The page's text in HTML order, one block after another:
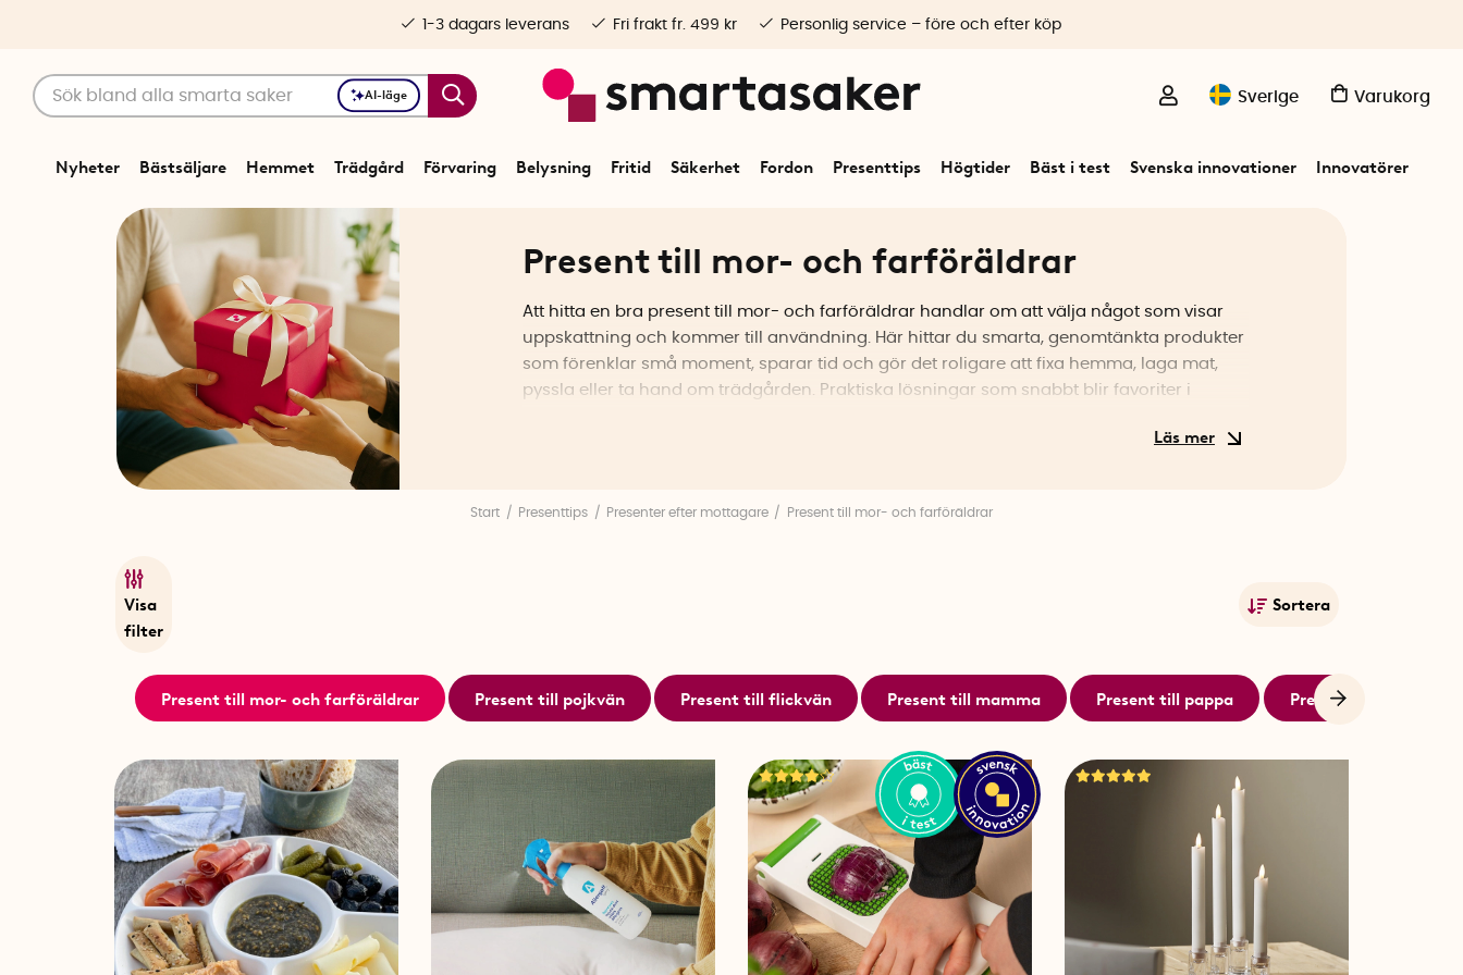
AI-läge Sverige Varukorg
Nyheter Bästsäljare Hemmet Trädgård Förvaring Belysning Fritid Säkerhet Fordon Presenttips Högtider Bäst i test Svenska innovationer Innovatörer
1-3 dagars leverans Fri frakt fr. 499 kr Personlig service – före och efter köp
Present till mor- och farföräldrar
Att hitta en bra present till mor- och farföräldrar handlar om att välja något som visar
uppskattning och kommer till användning. Här hittar du smarta, genomtänkta produkter
som förenklar små moment, sparar tid och gör det roligare att fixa hemma, laga mat,
pyssla eller ta hand om trädgården. Praktiska lösningar som snabbt blir favoriter i
extra stämning på balkongen eller i trädgården passar en
batteridriven marschall
perfekt – mysigt ljus utan öppen låga och krångel.
Det är genomtänkta presenter som gör vardagen smidigare och fritiden ännu trevligare.
Present till morfar och farfar
När du väljer present till morfar eller farfar får det gärna vara något praktiskt, robust och
lätt att använda. Ett rejält brasverktyg somFlamman
är perfekt för den som trivs vid
kaminen eller i sommarstugan. En smartbatteriboxskapar ordning bland batterier och
småprylar i hemmet eller verkstaden.
Start Presenttips Presenter efter mottagare Present till mor- och farföräldrar
Visa
filter
Sortera
Namn A-Ö
Lägsta pris
Högsta pris
Publiceringsdatum
Present till mor- och farföräldrar Present till pojkvän Present till flickvän Present till mamma Present till pappa Present till syster